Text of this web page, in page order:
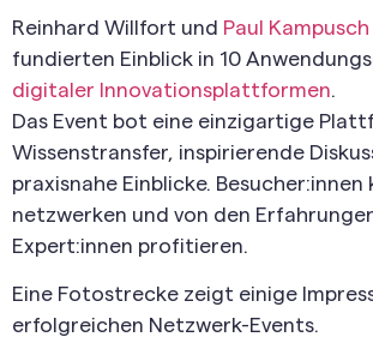
Reinhard Willfort und Paul Kampusch
fundierten Einblick in 10
digitaler Innovationsplattformen.
Das Event bot eine einzigartige
Wissenstransfer, inspirierende
praxisnahe Einblicke.
netzwerken und von den
Expert:innen profitieren.
Eine Fotostrecke zeigt einige
erfolgreichen Netzwerk-Events.